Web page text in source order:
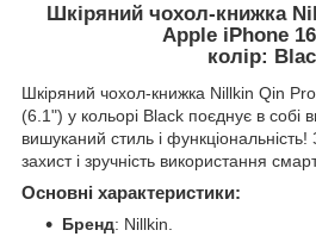
Шкіряний чохол-книжка
Apple iPhone
колір:
Шкіряний чохол-книжка Nillkin Qin
(6.1") у кольорі Black поєднує в собі
вишуканий стиль і
захист і зручність використання
Основні характеристики:
Бренд: Nillkin.